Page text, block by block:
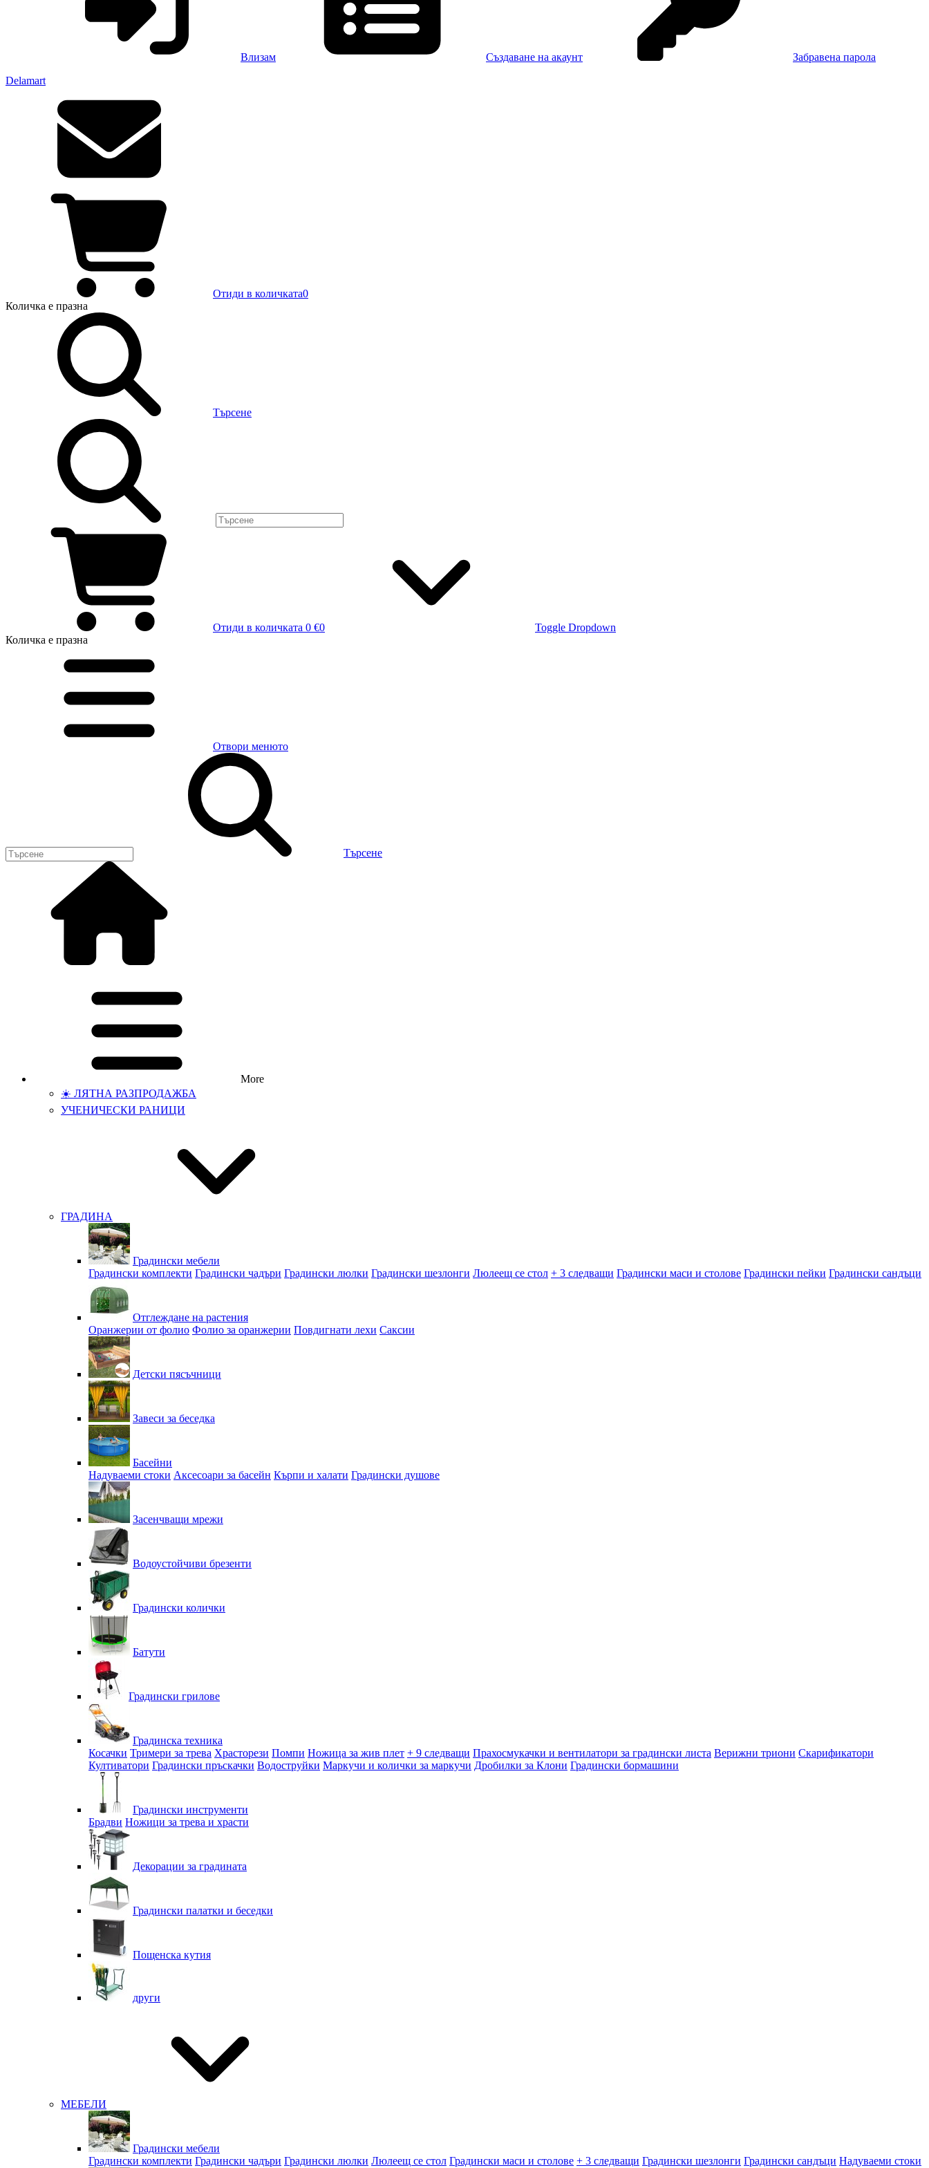
Влизам Създаване на акаунт
Забравена парола
Delamart
Отиди в количката0
Количка е празна
Търсене
Отиди в количката 0 €0
Toggle Dropdown
Количка е празна
Отвори менюто
Търсене
More
☀️ ЛЯТНА РАЗПРОДАЖБА
УЧЕНИЧЕСКИ РАНИЦИ
ГРАДИНА
Градински мебели
Градински комплекти Градински чадъри Градински люлки Градински шезлонги Люлеещ се стол + 3 следващи Градински маси и столове Градински пейки Градински сандъци
Отглеждане на растения
Оранжерии от фолио Фолио за оранжерии Повдигнати лехи Саксии
Детски пясъчници
Завеси за беседка
Басейни
Надуваеми стоки Аксесоари за басейн Кърпи и халати Градински душове
Засенчващи мрежи
Водоустойчиви брезенти
Градински колички
Батути
Градински грилове
Градинска техника
Косачки Тримери за трева Храсторези Помпи Ножица за жив плет + 9 следващи Прахосмукачки и вентилатори за градински листа Верижни триони Скарификатори
Култиватори Градински пръскачки Водоструйки Маркучи и колички за маркучи Дробилки за Клони Градински бормашини
Градински инструменти
Брадви Ножици за трева и храсти
Декорации за градината
Градински палатки и беседки
Пощенска кутия
други
МЕБЕЛИ
Градински мебели
Градински комплекти Градински чадъри Градински люлки Люлеещ се стол Градински маси и столове + 3 следващи Градински шезлонги Градински сандъци Надуваеми стоки